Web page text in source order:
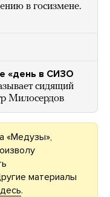
в госизмене.
«день в СИЗО
сидящий
Милосердов
«Медузы»,
материалы
.